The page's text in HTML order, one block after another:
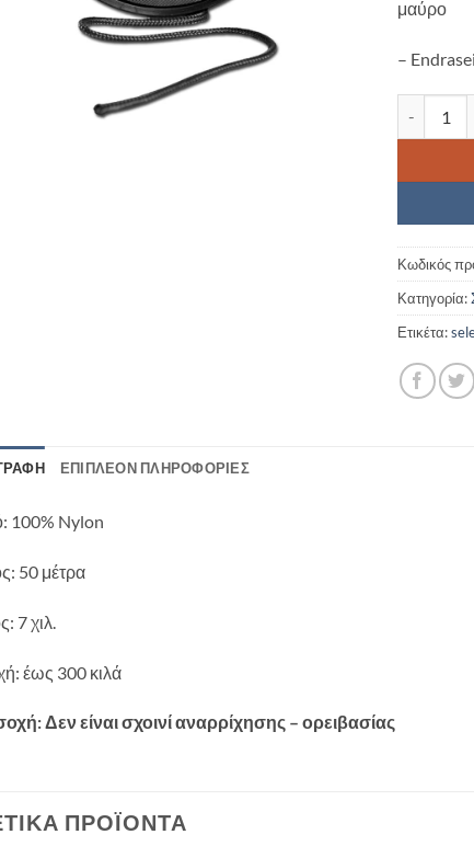
μαύρο
–
Κωδικός
Κατηγορία:
Ετικέτα:
ΕΠΙΠΛΈΟΝ ΠΛΗΡΟΦΟΡΊΕΣ
100% Nylon
50 μέτρα
7 χιλ.
έως 300 κιλά
Δεν είναι σχοινί αναρρίχησης – ορειβασίας
ΠΡΟΪΌΝΤΑ